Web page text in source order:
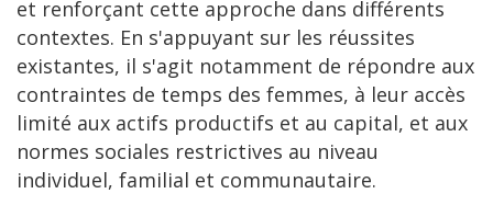
et renforçant cette approche dans différents
contextes. En s'appuyant sur les réussites
existantes, il s'agit notamment de répondre aux
contraintes de temps des femmes, à leur accès
limité aux actifs productifs et au capital, et aux
normes sociales restrictives au niveau
individuel, familial et communautaire.